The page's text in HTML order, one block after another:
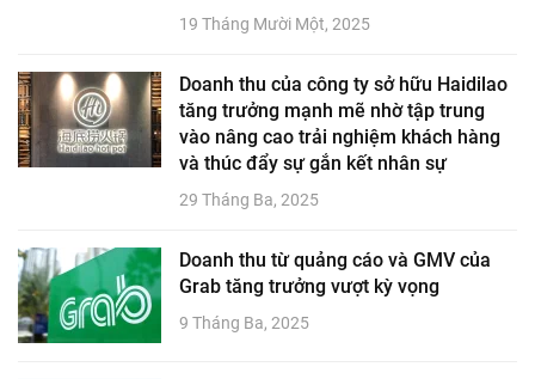
19 Tháng Mười Một, 2025
Doanh thu của công ty sở hữu Haidilao
tăng trưởng mạnh mẽ nhờ tập trung
vào nâng cao trải nghiệm khách hàng
và thúc đẩy sự gắn kết nhân sự
29 Tháng Ba, 2025
Doanh thu từ quảng cáo và GMV của
Grab tăng trưởng vượt kỳ vọng
9 Tháng Ba, 2025